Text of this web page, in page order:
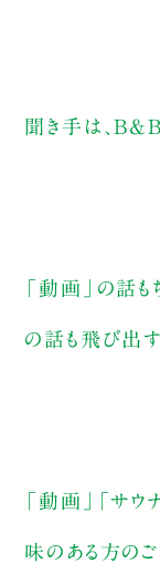
聞き手は、
「動画」の話
の話も飛び出
「動画」「サウ
味のある方のご